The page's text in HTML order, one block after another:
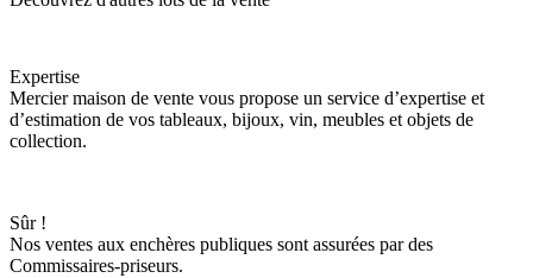
Expertise
Mercier maison de vente vous propose un service d’expertise et
d’estimation de vos tableaux, bijoux, vin, meubles et objets de
collection.
Sûr !
Nos ventes aux enchères publiques sont assurées par des
Commissaires-priseurs.